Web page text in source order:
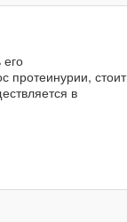
протеинурии, стоит
в